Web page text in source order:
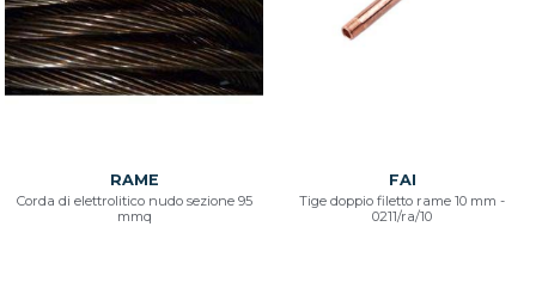
RAME
Corda di elettrolitico nudo sezione 95
mmq
FAI
Tige doppio filetto rame 10 mm -
0211/ra/10